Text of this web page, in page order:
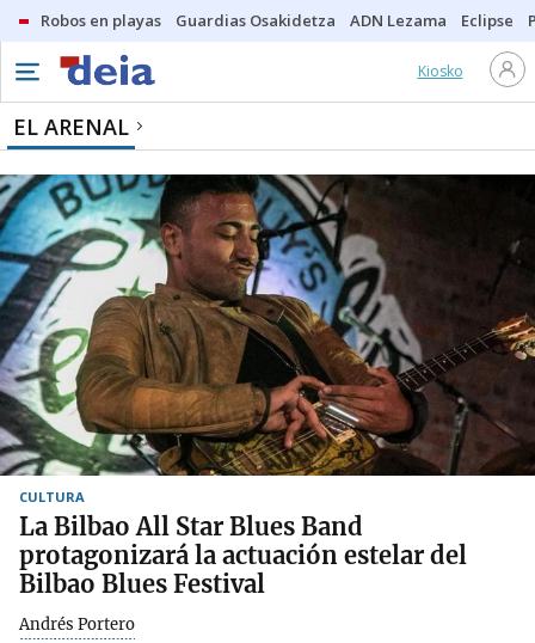
Robos en playas Guardias Osakidetza ADN Lezama Eclipse
Kiosko
EL ARENAL
CULTURA
La Bilbao All Star Blues Band
protagonizará la actuación estelar del
Bilbao Blues Festival
Andrés Portero